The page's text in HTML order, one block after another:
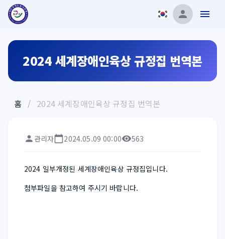
2024 세계장애인육상 규정집 번역본
홈 / 2024 세계장애인육상 규정집 번역본
관리자 2024.05.09 00:00 563
2024 일부개정된 세계장애인육상 규정집입니다.
첨부파일을 참고하여 주시기 바랍니다.